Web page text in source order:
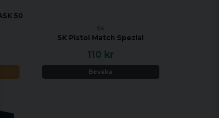
50
SK
SK Pistol Match Spezial
110 kr
Bevaka